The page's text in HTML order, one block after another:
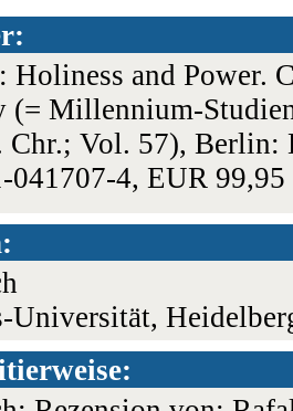
Holiness and
(= Millennium-
Chr.; Vol. 57),
041707-4, EUR 99,95
Universität,